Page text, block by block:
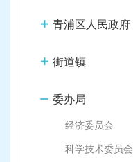
青浦区人民政府
街道镇
委办局
经济委员会
科学技术委员会